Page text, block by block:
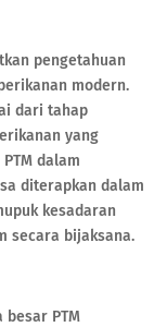
pengetahuan
modern.
dari tahap
yang
dalam
diterapkan dalam
kesadaran
secara bijaksana.
PTM